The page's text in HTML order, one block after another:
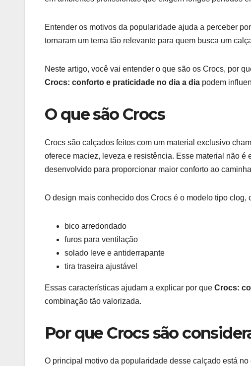
Entender os motivos da popularidade ajuda a perceber
tornaram um tema tão relevante para quem busca um
Neste artigo, você vai entender o que são os Crocs, por
Crocs: conforto e praticidade no dia a dia podem
O que são Crocs
Crocs são calçados feitos com um material exclusivo
oferece maciez, leveza e resistência. Esse material não
desenvolvido para proporcionar maior conforto ao
O design mais conhecido dos Crocs é o modelo tipo clog,
bico arredondado
furos para ventilação
solado leve e antiderrapante
tira traseira ajustável
Essas características ajudam a explicar por que Crocs:
combinação tão valorizada.
Por que Crocs são
O principal motivo da popularidade desse calçado está